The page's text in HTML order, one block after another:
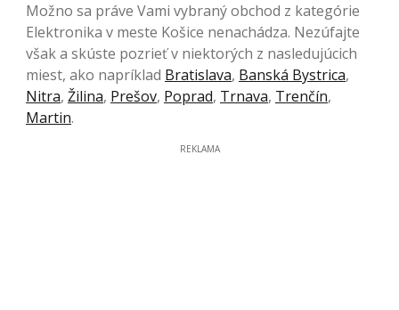
Možno sa práve Vami vybraný obchod z kategórie
Elektronika v meste Košice nenachádza. Nezúfajte
však a skúste pozrieť v niektorých z nasledujúcich
miest, ako napríklad Bratislava, Banská Bystrica,
Nitra, Žilina, Prešov, Poprad, Trnava, Trenčín,
Martin.
REKLAMA